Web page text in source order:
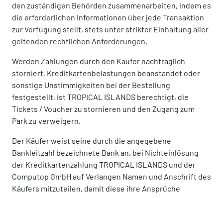
den zuständigen Behörden zusammenarbeiten, indem es
die erforderlichen Informationen über jede Transaktion
zur Verfügung stellt, stets unter strikter Einhaltung aller
geltenden rechtlichen Anforderungen.
Werden Zahlungen durch den Käufer nachträglich
storniert, Kreditkartenbelastungen beanstandet oder
sonstige Unstimmigkeiten bei der Bestellung
festgestellt, ist TROPICAL ISLANDS berechtigt, die
Tickets / Voucher zu stornieren und den Zugang zum
Park zu verweigern.
Der Käufer weist seine durch die angegebene
Bankleitzahl bezeichnete Bank an, bei Nichteinlösung
der Kreditkartenzahlung TROPICAL ISLANDS und der
Computop GmbH auf Verlangen Namen und Anschrift des
Käufers mitzuteilen, damit diese ihre Ansprüche